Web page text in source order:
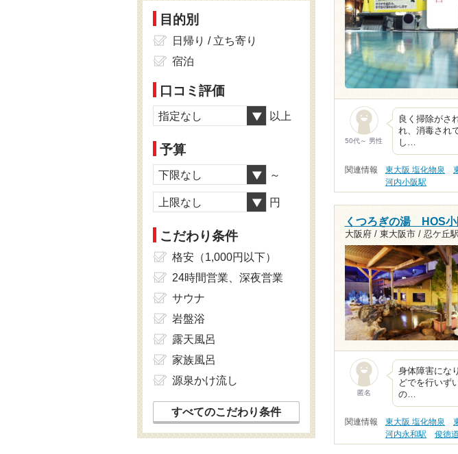
50代～ 男性
良く掃除がさ
れ、消毒され
し…
関連情報 東大阪 塩化物泉
河内小阪駅
くつろぎの湯 HOS小
大阪府 / 東大阪市 / 忍ケ丘
匿名
身体障害にな
どでを行いず
の…
関連情報 東大阪 塩化物泉
河内永和駅
俊徳
目的別
日帰り / 立ち寄り
宿泊
口コミ評価
指定なし 以上
予算
下限なし ～
上限なし 円
こだわり条件
格安（1,000円以下）
24時間営業、深夜営業
サウナ
岩盤浴
露天風呂
家族風呂
源泉かけ流し
すべてのこだわり条件